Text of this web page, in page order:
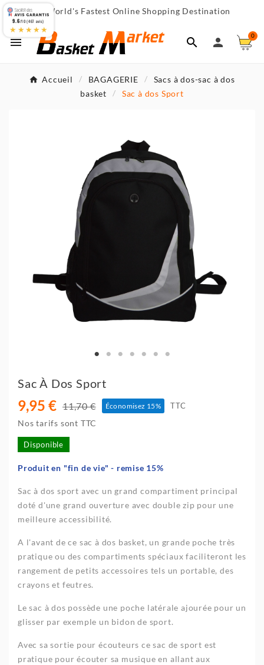
 World's Fastest Online Shopping Destination
  
0
Accueil BAGAGERIE
Sacs à dos-sac à dos
basket
Sac à dos Sport
Sac À Dos Sport
9,95 € 11,70 € Économisez 15% TTC
Nos tarifs sont TTC
Disponible
Produit en "fin de vie" - remise 15%
Sac à dos sport avec un grand compartiment principal
doté d'une grand ouverture avec double zip pour une
meilleure accessibilité.
A l'avant de ce sac à dos basket, un grande poche très
pratique ou des compartiments spéciaux faciliteront les
rangement de petits accessoires tels un portable, des
crayons et feutres.
Le sac à dos possède une poche latérale ajourée pour un
glisser par exemple un bidon de sport.
Avec sa sortie pour écouteurs ce sac de sport est
pratique pour écouter sa musique en allant aux
9.6/10 (467 avis)
★★★★★